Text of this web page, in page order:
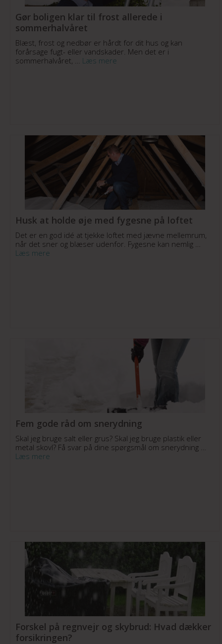
Gør boligen klar til frost allerede i
sommerhalvåret
Blæst, frost og nedbør er hårdt for dit hus og kan
forårsage fugt- eller vandskader. Men det er i
sommerhalvåret, … Læs mere
Husk at holde øje med fygesne på loftet
Det er en god idé at tjekke loftet med jævne mellemrum,
når det sner og blæser udenfor. Fygesne kan nemlig …
Læs mere
Fem gode råd om snerydning
Skal jeg bruge salt eller grus? Skal jeg bruge plastik eller
metal skovl? Få svar på dine spørgsmål om snerydning …
Læs mere
Forskel på regnvejr og skybrud: Hvad dækker
forsikringen?